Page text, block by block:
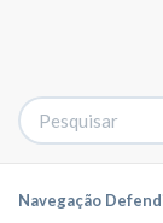
Navegação